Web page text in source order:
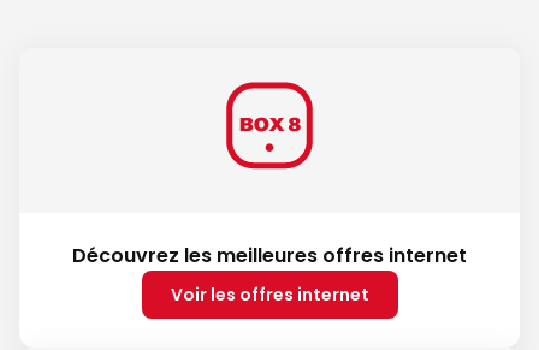
Découvrez les meilleures offres internet
Voir les offres internet